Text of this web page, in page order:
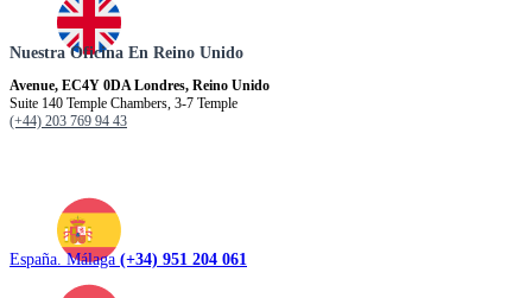
Nuestra Oficina En Reino Unido
Avenue, EC4Y 0DA Londres, Reino Unido
Suite 140 Temple Chambers, 3-7 Temple
(+44) 203 769 94 43
España. Málaga (+34) 951 204 061